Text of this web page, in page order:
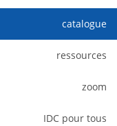
catalogue
ressources
zoom
IDC pour tous